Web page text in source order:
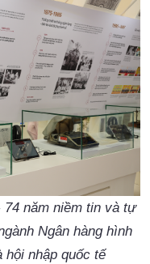
74 năm niềm tin và tự
Ngân hàng hình
nhập quốc tế